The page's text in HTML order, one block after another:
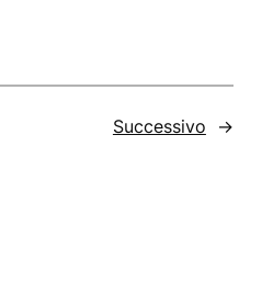
Successivo →